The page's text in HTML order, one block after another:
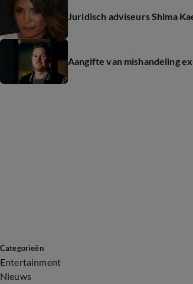
Juridisch adviseurs Shima
Aangifte van mishandeling
Categorieën
Entertainment
Nieuws